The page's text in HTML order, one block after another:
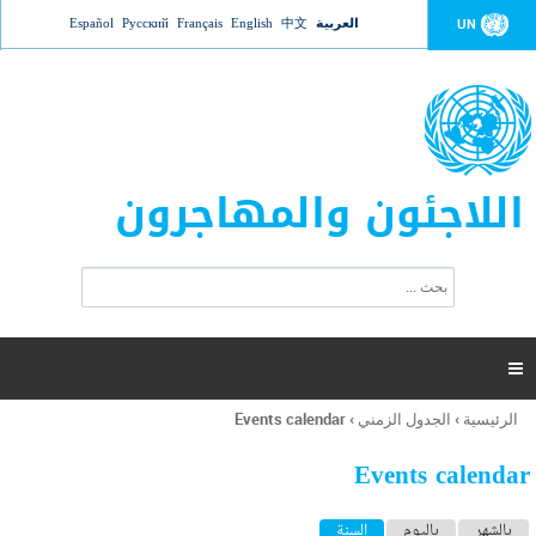
Jump to navigation UN العربية 中文
English
Français
Русский
Español
اللاجئون والمهاجرون
ت
ر
ل
ح
ب

أنت
هنا
الرئيسية › الجدول الزمني ›
Events calendar
Events calendar